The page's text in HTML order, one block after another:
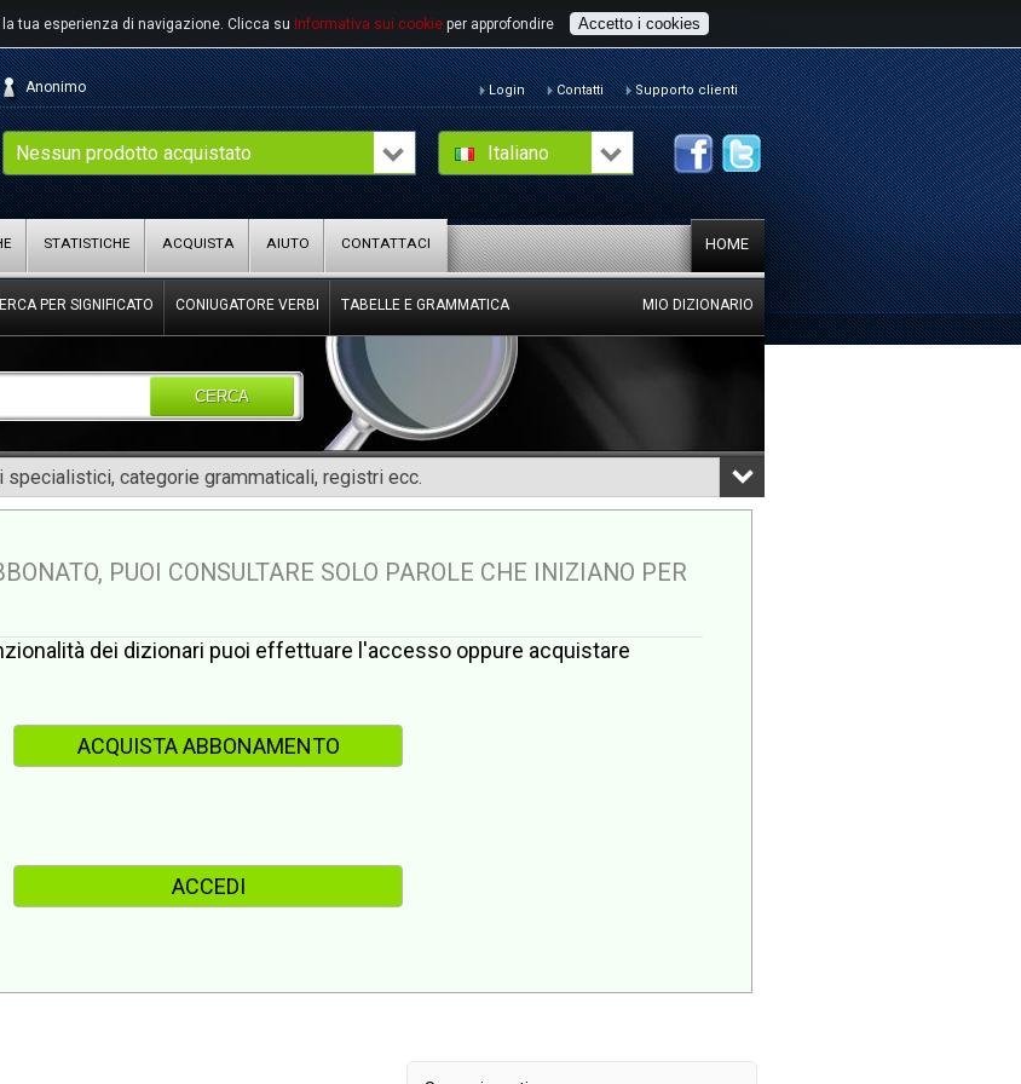
tua esperienza di navigazione. Clicca su Informativa sui cookie per approfondire Accetto i cookies
Italiano
Nessun prodotto acquistato
Anonimo Login Contatti Supporto clienti
HOME
STATISTICHE ACQUISTA AIUTO CONTATTACI
PER SIGNIFICATO CONIUGATORE VERBI TABELLE E GRAMMATICA MIO DIZIONARIO
CERCA
categorie grammaticali, registri ecc.
PUOI CONSULTARE SOLO PAROLE CHE INIZIANO PER
dei dizionari puoi effettuare l'accesso oppure acquistare
ACQUISTA ABBONAMENTO
ACCEDI